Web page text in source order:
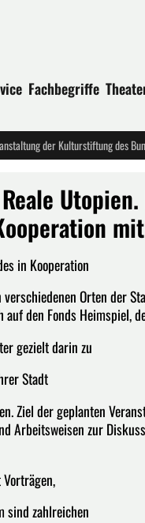
Fachbegriffe
Reale
in Kooperation
Orten der
auf den Fonds Heimspiel,
gezielt darin zu
Stadt
Ziel der geplanten
Arbeitsweisen zur
sind zahlreichen